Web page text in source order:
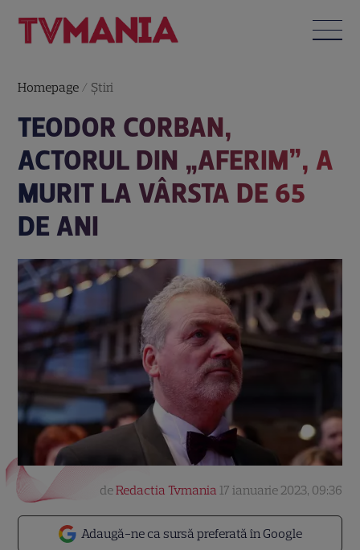
Homepage / Știri
TEODOR CORBAN,
ACTORUL DIN „AFERIM”, A
MURIT LA VÂRSTA DE 65
DE ANI
Adaugă-ne ca sursă preferată în Google
deRedactia Tvmania 17 ianuarie 2023, 09:36